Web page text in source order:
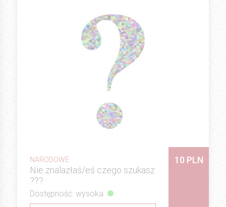
NARODOWE
Nie znalazłaś/eś czego szukasz
???
10 PLN
Dostępność: wysoka